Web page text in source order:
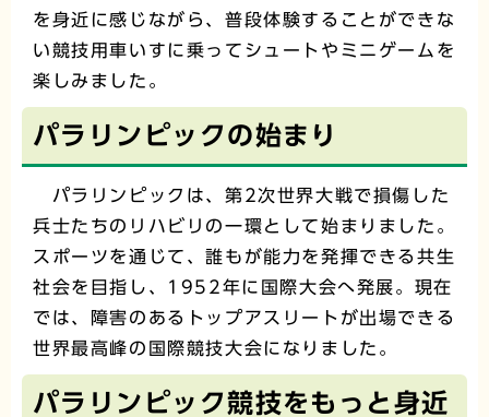
を身近に感じながら、普段体験することができな
い競技用車いすに乗ってシュートやミニゲームを
楽しみました。
パラリンピックの始まり
パラリンピックは、第2次世界大戦で損傷した
兵士たちのリハビリの一環として始まりました。
スポーツを通じて、誰もが能力を発揮できる共生
社会を目指し、1952年に国際大会へ発展。現在
では、障害のあるトップアスリートが出場できる
世界最高峰の国際競技大会になりました。
パラリンピック競技をもっと身近